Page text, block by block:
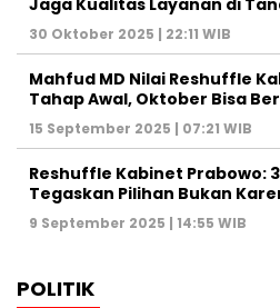
Reshuffle Kabinet Prabowo: 3
Tegaskan Pilihan Bukan
9 September 2025 | 14:55 WIB
POLITIK
12 Agustus 2025 | 11:14 WIB